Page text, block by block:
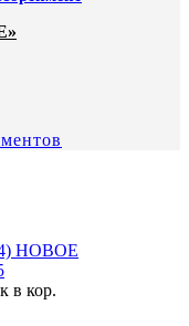
НОВОЕ
в кор.